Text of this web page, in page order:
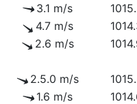
3.1 m/s
4.7 m/s
2.6 m/s
2.5.0 m/s
1.6 m/s